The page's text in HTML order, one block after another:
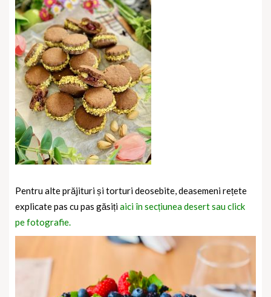
Pentru alte prăjituri și torturi deosebite, deasemeni rețete
explicate pas cu pas găsițiaici în secțiunea desert sau click
pe fotografie.